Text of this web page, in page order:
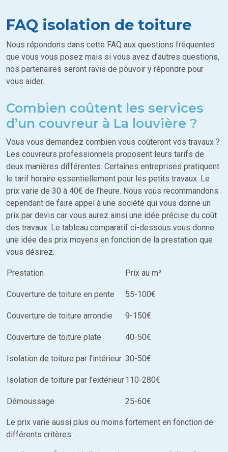
FAQ isolation de toiture
Nous répondons dans cette FAQ aux questions fréquentes
que vous vous posez mais si vous avez d’autres questions,
nos partenaires seront ravis de pouvoir y répondre pour
vous aider.
Combien coûtent les services
d’un couvreur à La louvière ?
Vous vous demandez combien vous coûteront vos travaux ?
Les couvreurs professionnels proposent leurs tarifs de
deux manières différentes. Certaines entreprises pratiquent
le tarif horaire essentiellement pour les petits travaux. Le
prix varie de 30 à 40€ de l’heure. Nous vous recommandons
cependant de faire appel à une société qui vous donne un
prix par devis car vous aurez ainsi une idée précise du coût
des travaux. Le tableau comparatif ci-dessous vous donne
une idée des prix moyens en fonction de la prestation que
vous désirez.
Prestation Prix au m²
Couverture de toiture en pente 55-100€
Couverture de toiture arrondie 9-150€
Couverture de toiture plate 40-50€
Isolation de toiture par l’intérieur 30-50€
Isolation de toiture par l’extérieur110-280€
Démoussage 25-60€
Le prix varie aussi plus ou moins fortement en fonction de
différents critères :